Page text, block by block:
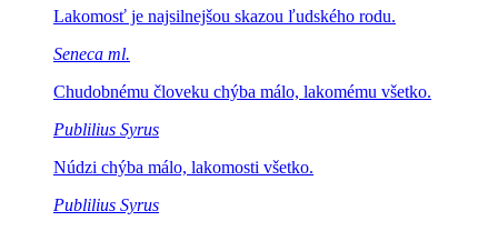
Lakomosť je najsilnejšou skazou ľudského rodu.
Seneca ml.
Chudobnému človeku chýba málo, lakomému všetko.
Publilius Syrus
Núdzi chýba málo, lakomosti všetko.
Publilius Syrus